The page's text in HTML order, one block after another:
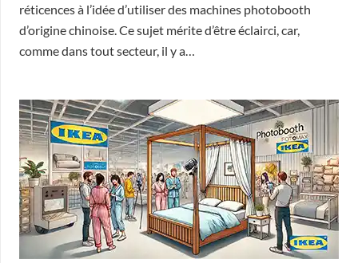
réticences à l’idée d’utiliser des machines photobooth
d’origine chinoise. Ce sujet mérite d’être éclairci, car,
comme dans tout secteur, il y a…